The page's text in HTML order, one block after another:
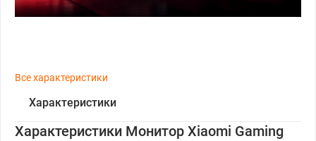
Все характеристики
Характеристики
Характеристики Монитор Xiaomi Gaming